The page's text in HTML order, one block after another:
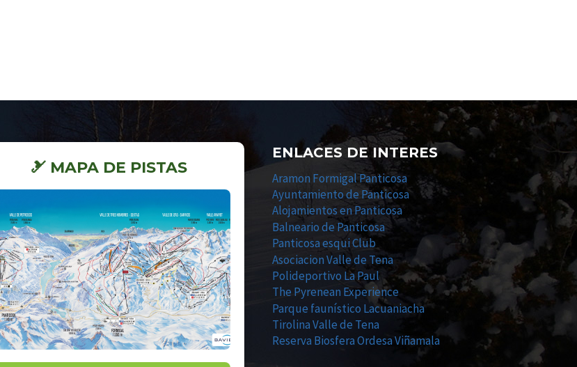
🎿 MAPA DE PISTAS
ENLACES DE INTERES
Aramon Formigal Panticosa
Ayuntamiento de Panticosa
Alojamientos en Panticosa
Balneario de Panticosa
Panticosa esqui Club
Asociacion Valle de Tena
Polideportivo La Paul
The Pyrenean Experience
Parque faunístico Lacuaniacha
Tirolina Valle de Tena
Reserva Biosfera Ordesa Viñamala